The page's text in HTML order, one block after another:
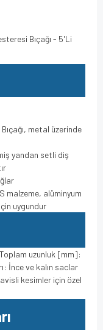
Bıçağı - 5'Li
metal üzerinde
yandan setli diş
malzeme, alüminyum
uygundur
uzunluk [mm]:
İnce ve kalın saclar
kesimler için özel